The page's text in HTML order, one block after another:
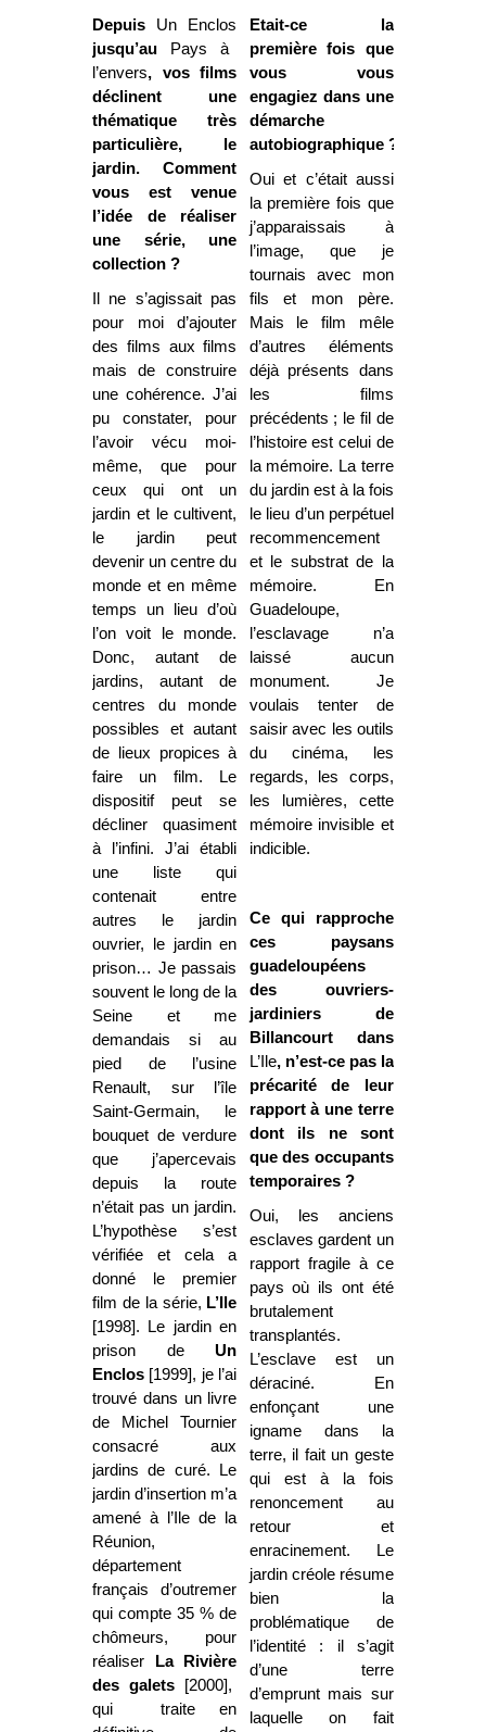
Depuis Un Enclos
jusqu’au
Pays à
l’envers, vos films
déclinent une
thématique très
particulière, le
jardin. Comment
vous est venue
l’idée de réaliser
une série, une
collection ?
Il ne s’agissait pas
pour moi d’ajouter
des films aux films
mais de construire
une cohérence. J’ai
pu constater, pour
l’avoir vécu moi-
même, que pour
ceux qui ont un
jardin et le cultivent,
le jardin peut
devenir un centre du
monde et en même
temps un lieu d’où
l’on voit le monde.
Donc, autant de
jardins, autant de
centres du monde
possibles et autant
de lieux propices à
faire un film. Le
dispositif peut se
décliner quasiment
à l’infini. J’ai établi
une liste qui
contenait entre
autres le jardin
ouvrier, le jardin en
prison… Je passais
souvent le long de la
Seine et me
demandais si au
pied de l’usine
Renault, sur l’île
Saint-Germain, le
bouquet de verdure
que j’apercevais
depuis la route
n’était pas un jardin.
L’hypothèse s’est
vérifiée et cela a
donné le premier
film de la série, L’Ile
[1998]. Le jardin en
prison deUn
Enclos [1999], je l’ai
trouvé dans un livre
de Michel Tournier
consacré aux
jardins de curé. Le
jardin d’insertion m’a
amené à l’Ile de la
Réunion,
département
français d’outremer
qui compte 35 % de
chômeurs, pour
réaliser
La Rivière
des galets[2000],
qui traite en
Etait-ce la
première fois que
vous vous
engagiez dans une
démarche
autobiographique ?
Oui et c’était aussi
la première fois que
j’apparaissais à
l’image, que je
tournais avec mon
fils et mon père.
Mais le film mêle
d’autres éléments
déjà présents dans
les films
précédents ; le fil de
l’histoire est celui de
la mémoire. La terre
du jardin est à la fois
le lieu d’un perpétuel
recommencement
et le substrat de la
mémoire. En
Guadeloupe,
l’esclavage n’a
laissé aucun
monument. Je
voulais tenter de
saisir avec les outils
du cinéma, les
regards, les corps,
les lumières, cette
mémoire invisible et
indicible.
Ce qui rapproche
ces paysans
guadeloupéens
des ouvriers-
jardiniers de
Billancourt dans
L’Ile, n’est-ce pas la
précarité de leur
rapport à une terre
dont ils ne sont
que des occupants
temporaires ?
Oui, les anciens
esclaves gardent un
rapport fragile à ce
pays où ils ont été
brutalement
transplantés.
L’esclave est un
déraciné. En
enfonçant une
igname dans la
terre, il fait un geste
qui est à la fois
renoncement au
retour et
enracinement. Le
jardin créole résume
bien la
problématique de
l’identité : il s’agit
d’une terre
d’emprunt mais sur
laquelle on fait